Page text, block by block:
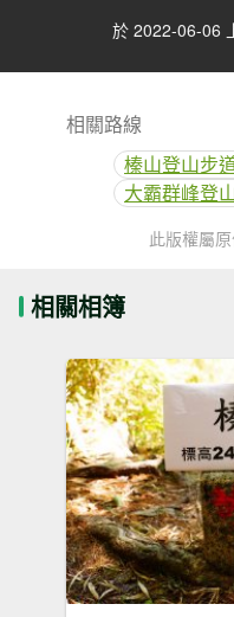
於 2022-06-06
相關路線
榛山登山步
大霸群峰登
此版權屬
相關相簿